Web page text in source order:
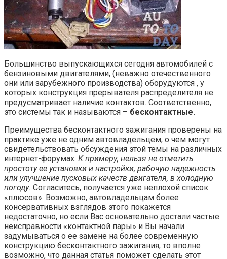
Большинство выпускающихся сегодня автомобилей с
бензиновыми двигателями, (неважно отечественного
они или зарубежного производства) оборудуются , у
которых конструкция прерывателя распределителя не
предусматривает наличие контактов. Соответственно,
это системы так и называются – бесконтактные.
Преимущества бесконтактного зажигания проверены на
практике уже не одним автовладельцем, о чем могут
свидетельствовать обсуждения этой темы на различных
интернет-форумах. К примеру, нельзя не отметить
простоту ее установки и настройки, рабочую надежность
или улучшение пусковых качеств двигателя, в холодную
погоду. Согласитесь, получается уже неплохой список
«плюсов». Возможно, автовладельцам более
консервативных взглядов этого покажется
недостаточно, но если Вас основательно достали частые
неисправности «контактной пары» и Вы начали
задумываться о ее замене на более современную
конструкцию бесконтактного зажигания, то вполне
возможно, что данная статья поможет сделать этот